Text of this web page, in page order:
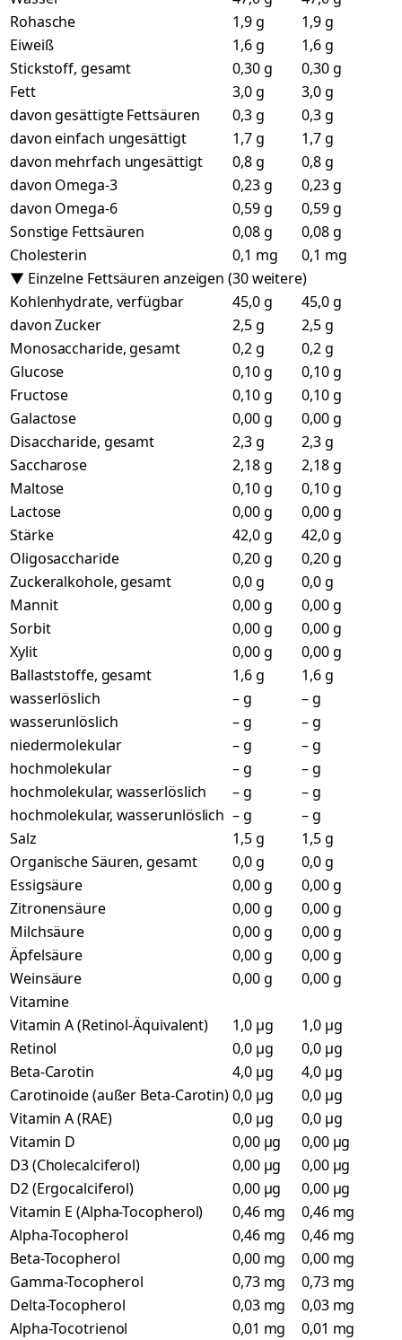
Rohasche
1,9 g
1,9 g
Eiweiß
1,6 g
1,6 g
Stickstoff, gesamt
0,30 g
0,30 g
Fett
3,0 g
3,0 g
davon gesättigte Fettsäuren
0,3 g
0,3 g
davon einfach ungesättigt
1,7 g
1,7 g
davon mehrfach ungesättigt
0,8 g
0,8 g
davon Omega-3
0,23 g
0,23 g
davon Omega-6
0,59 g
0,59 g
Sonstige Fettsäuren
0,08 g
0,08 g
Cholesterin
0,1 mg
0,1 mg
▼ Einzelne Fettsäuren anzeigen (30 weitere)
Kohlenhydrate, verfügbar
45,0 g
45,0 g
davon Zucker
2,5 g
2,5 g
Monosaccharide, gesamt
0,2 g
0,2 g
Glucose
0,10 g
0,10 g
Fructose
0,10 g
0,10 g
Galactose
0,00 g
0,00 g
Disaccharide, gesamt
2,3 g
2,3 g
Saccharose
2,18 g
2,18 g
Maltose
0,10 g
0,10 g
Lactose
0,00 g
0,00 g
Stärke
42,0 g
42,0 g
Oligosaccharide
0,20 g
0,20 g
Zuckeralkohole, gesamt
0,0 g
0,0 g
Mannit
0,00 g
0,00 g
Sorbit
0,00 g
0,00 g
Xylit
0,00 g
0,00 g
Ballaststoffe, gesamt
1,6 g
1,6 g
wasserlöslich
– g
– g
wasserunlöslich
– g
– g
niedermolekular
– g
– g
hochmolekular
– g
– g
hochmolekular, wasserlöslich
– g
– g
hochmolekular, wasserunlöslich – g
– g
Salz
1,5 g
1,5 g
Organische Säuren, gesamt
0,0 g
0,0 g
Essigsäure
0,00 g
0,00 g
Zitronensäure
0,00 g
0,00 g
Milchsäure
0,00 g
0,00 g
Äpfelsäure
0,00 g
0,00 g
Weinsäure
0,00 g
0,00 g
Vitamine
Vitamin A (Retinol-Äquivalent)
1,0 µg
1,0 µg
Retinol
0,0 µg
0,0 µg
Beta-Carotin
4,0 µg
4,0 µg
Carotinoide (außer Beta-Carotin)0,0 µg
0,0 µg
Vitamin A (RAE)
0,0 µg
0,0 µg
Vitamin D
0,00 µg
0,00 µg
D3 (Cholecalciferol)
0,00 µg
0,00 µg
D2 (Ergocalciferol)
0,00 µg
0,00 µg
Vitamin E (Alpha-Tocopherol)
0,46 mg
0,46 mg
Alpha-Tocopherol
0,46 mg
0,46 mg
Beta-Tocopherol
0,00 mg
0,00 mg
Gamma-Tocopherol
0,73 mg
0,73 mg
Delta-Tocopherol
0,03 mg
0,03 mg
Alpha-Tocotrienol
0,01 mg
0,01 mg